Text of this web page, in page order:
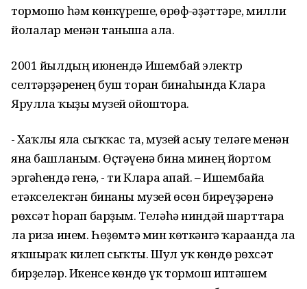
тормошо һәм көнкүреше, ғөрөф-ғәҙәттәре, милли
йолалар менән таныша ала.
2001 йылдың июнендә Ишембай электр
селтәрҙәренең буш торған бинаһында Клара
Ярулла ҡыҙы музей ойоштора.
- Хаҡлы ялға сыҡҡас та, музей асыу теләге менән
яна башланым. Өҫтәүенә бина минең йортом
эргәһендә генә, - ти Клара апай. – Ишембайға
етәкселектән бинаны музей өсөн биреүҙәренә
рөхсәт һорап барҙым. Теләһә ниндәй шарттарға
ла риза инем. Һөҙөмтә мин көткәнгә ҡарағанда ла
яҡшыраҡ килеп сыҡты. Шул уҡ көндө рөхсәт
бирҙеләр. Икенсе көндө үк тормош иптәшем